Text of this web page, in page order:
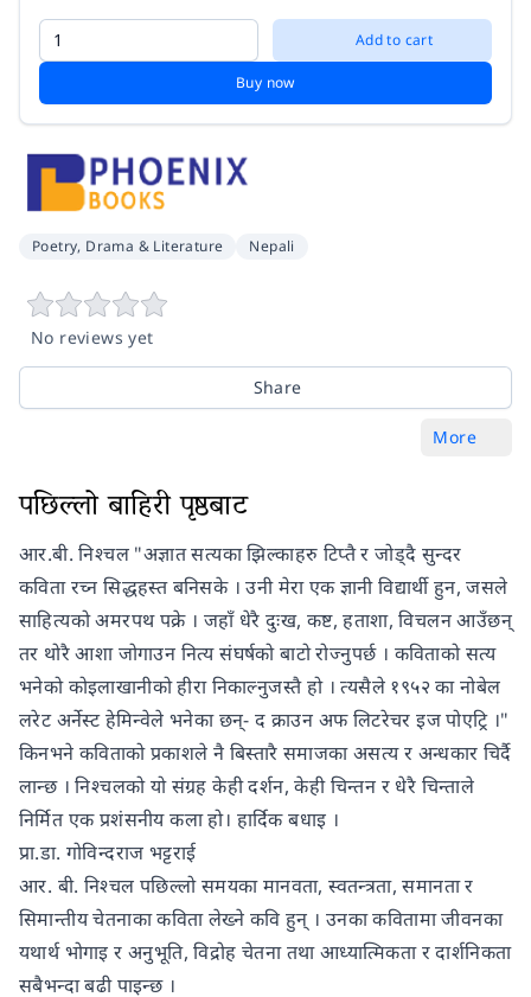
Add to cart
Buy now
Poetry, Drama & Literature Nepali
No reviews yet
Share
More
पछिल्लो बाहिरी पृष्ठबाट
आर.बी. निश्चल "अज्ञात सत्यका झिल्काहरु टिप्तै र जोड्दै सुन्दर
कविता रच्न सिद्धहस्त बनिसके । उनी मेरा एक ज्ञानी विद्यार्थी हुन, जसले
साहित्यको अमरपथ पक्रे । जहाँ धेरै दुःख, कष्ट, हताशा, विचलन आउँछन्
तर थोरै आशा जोगाउन नित्य संघर्षको बाटो रोज्नुपर्छ । कविताको सत्य
भनेको कोइलाखानीको हीरा निकाल्नुजस्तै हो । त्यसैले १९५२ का नोबेल
लरेट अर्नेस्ट हेमिन्वेले भनेका छन्- द क्राउन अफ लिटरेचर इज पोएट्रि ।"
किनभने कविताको प्रकाशले नै बिस्तारै समाजका असत्य र अन्धकार चिर्दै
लान्छ । निश्चलको यो संग्रह केही दर्शन, केही चिन्तन र धेरै चिन्ताले
निर्मित एक प्रशंसनीय कला हो। हार्दिक बधाइ ।
प्रा.डा. गोविन्दराज भट्टराई
आर. बी. निश्चल पछिल्लो समयका मानवता, स्वतन्त्रता, समानता र
सिमान्तीय चेतनाका कविता लेख्ने कवि हुन् । उनका कवितामा जीवनका
यथार्थ भोगाइ र अनुभूति, विद्रोह चेतना तथा आध्यात्मिकता र दार्शनिकता
सबैभन्दा बढी पाइन्छ ।